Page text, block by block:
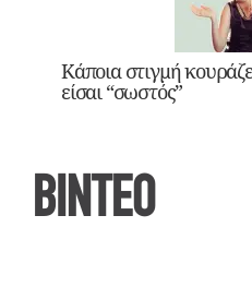
Κάποια στιγμή
είσαι “σωστός”
ΒΙΝΤΕΟ